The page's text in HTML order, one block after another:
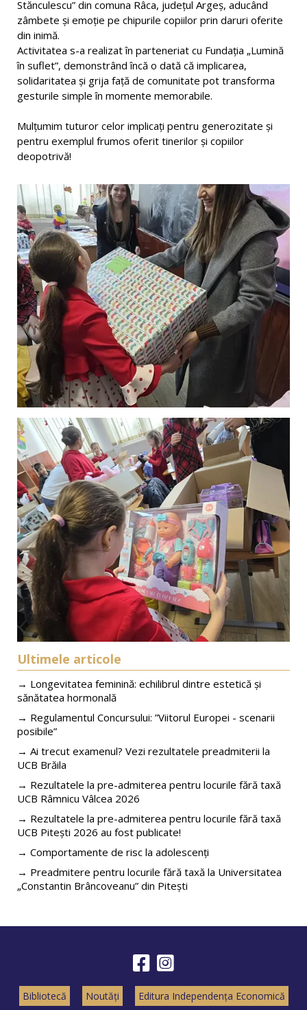
Stănculescu” din comuna Râca, județul Argeș, aducând
zâmbete și emoție pe chipurile copiilor prin daruri oferite
din inimă.
Activitatea s-a realizat în parteneriat cu Fundația „Lumină
în suflet”, demonstrând încă o dată că implicarea,
solidaritatea și grija față de comunitate pot transforma
gesturile simple în momente memorabile.
Mulțumim tuturor celor implicați pentru generozitate și
pentru exemplul frumos oferit tinerilor și copiilor
deopotrivă!
Ultimele articole
→ Longevitatea feminină: echilibrul dintre estetică și
sănătatea hormonală
→ Regulamentul Concursului: ”Viitorul Europei - scenarii
posibile”
→ Ai trecut examenul? Vezi rezultatele preadmiterii la
UCB Brăila
→ Rezultatele la pre-admiterea pentru locurile fără taxă
UCB Râmnicu Vâlcea 2026
→ Rezultatele la pre-admiterea pentru locurile fără taxă
UCB Pitești 2026 au fost publicate!
→ Comportamente de risc la adolescenți
→ Preadmitere pentru locurile fără taxă la Universitatea
„Constantin Brâncoveanu” din Pitești
Bibliotecă Noutăți Editura Independența Economică